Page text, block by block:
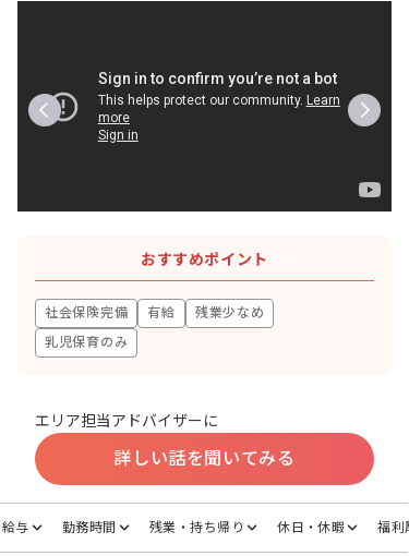
おすすめポイント
社会保険完備 有給
残業少なめ
乳児保育のみ
エリア担当アドバイザーに
詳しい話を聞いてみる
給与 勤務時間 残業・持ち帰り 休日・休暇 福利